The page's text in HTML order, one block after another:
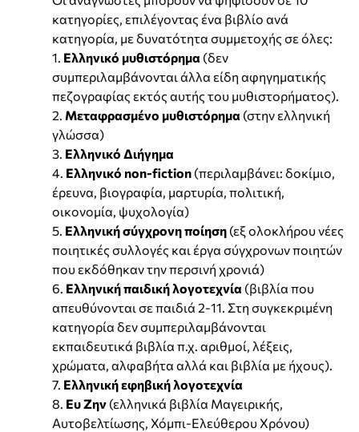
κατηγορίες, επιλέγοντας ένα βιβλίο ανά
κατηγορία, με δυνατότητα συμμετοχής σε όλες:
1. Ελληνικό μυθιστόρημα (δεν
συμπεριλαμβάνονται άλλα είδη αφηγηματικής
πεζογραφίας εκτός αυτής του μυθιστορήματος).
2. Μεταφρασμένο μυθιστόρημα (στην ελληνική
γλώσσα)
3. Ελληνικό Διήγημα
4. Ελληνικό non-fiction (περιλαμβάνει: δοκίμιο,
έρευνα, βιογραφία, μαρτυρία, πολιτική,
οικονομία, ψυχολογία)
5. Ελληνική σύγχρονη ποίηση (εξ ολοκλήρου νέες
ποιητικές συλλογές και έργα σύγχρονων ποιητών
που εκδόθηκαν την περσινή χρονιά)
6. Ελληνική παιδική λογοτεχνία (βιβλία που
απευθύνονται σε παιδιά 2-11. Στη συγκεκριμένη
κατηγορία δεν συμπεριλαμβάνονται
εκπαιδευτικά βιβλία π.χ. αριθμοί, λέξεις,
χρώματα, αλφαβήτα αλλά και βιβλία με ήχους).
7. Ελληνική εφηβική λογοτεχνία
8. Ευ Ζην (ελληνικά βιβλία Μαγειρικής,
Αυτοβελτίωσης, Χόμπι-Ελεύθερου Χρόνου)